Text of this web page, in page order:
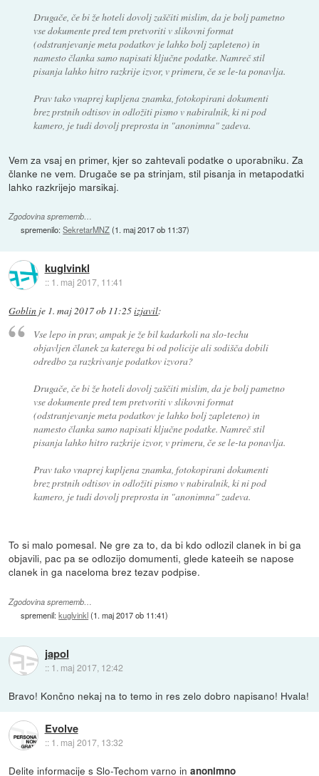
Drugače, če bi že hoteli dovolj zaščiti mislim, da je bolj pametno
vse dokumente pred tem pretvoriti v slikovni format
(odstranjevanje meta podatkov je lahko bolj zapleteno) in
namesto članka samo napisati ključne podatke. Namreč stil
pisanja lahko hitro razkrije izvor, v primeru, če se le-ta ponavlja.
Prav tako vnaprej kupljena znamka, fotokopirani dokumenti
brez prstnih odtisov in odložiti pismo v nabiralnik, ki ni pod
kamero, je tudi dovolj preprosta in "anonimna" zadeva.
Vem za vsaj en primer, kjer so zahtevali podatke o uporabniku. Za
članke ne vem. Drugače se pa strinjam, stil pisanja in metapodatki
lahko razkrijejo marsikaj.
Zgodovina sprememb…
spremenilo:SekretarMNZ(1. maj 2017 ob 11:37)
kuglvinkl
:: 1. maj 2017, 11:41
Goblin je 1. maj 2017 ob 11:25izjavil:
Vse lepo in prav, ampak je že bil kadarkoli na slo-techu
objavljen članek za katerega bi od policije ali sodišča dobili
odredbo za razkrivanje podatkov izvora?
Drugače, če bi že hoteli dovolj zaščiti mislim, da je bolj pametno
vse dokumente pred tem pretvoriti v slikovni format
(odstranjevanje meta podatkov je lahko bolj zapleteno) in
namesto članka samo napisati ključne podatke. Namreč stil
pisanja lahko hitro razkrije izvor, v primeru, če se le-ta ponavlja.
Prav tako vnaprej kupljena znamka, fotokopirani dokumenti
brez prstnih odtisov in odložiti pismo v nabiralnik, ki ni pod
kamero, je tudi dovolj preprosta in "anonimna" zadeva.
To si malo pomesal. Ne gre za to, da bi kdo odlozil clanek in bi ga
objavili, pac pa se odlozijo domumenti, glede kateeih se napose
clanek in ga naceloma brez tezav podpise.
Zgodovina sprememb…
spremenil:kuglvinkl(1. maj 2017 ob 11:41)
japol
:: 1. maj 2017, 12:42
Bravo! Končno nekaj na to temo in res zelo dobro napisano! Hvala!
Evolve
:: 1. maj 2017, 13:32
Delite informacije s Slo-Techom varno inanonimno